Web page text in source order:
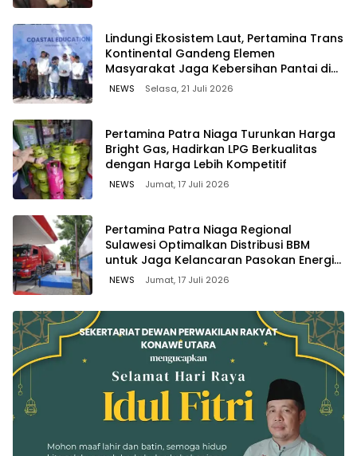
Lindungi Ekosistem Laut, Pertamina Trans
Kontinental Gandeng Elemen
Masyarakat Jaga Kebersihan Pantai di
Bitung, Sulawesi
NEWS Selasa, 21 Juli 2026
Pertamina Patra Niaga Turunkan Harga
Bright Gas, Hadirkan LPG Berkualitas
dengan Harga Lebih Kompetitif
NEWS Jumat, 17 Juli 2026
Pertamina Patra Niaga Regional
Sulawesi Optimalkan Distribusi BBM
untuk Jaga Kelancaran Pasokan Energi
di Seluruh Wilayah Sulawesi
NEWS Jumat, 17 Juli 2026